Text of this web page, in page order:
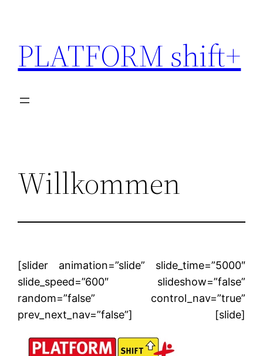
content
PLATFORM shift+
Willkommen
[slider animation=”slide” slide_time=”5000″
slide_speed=”600″ slideshow=”false”
random=”false” control_nav=”true”
prev_next_nav=”false”] [slide]